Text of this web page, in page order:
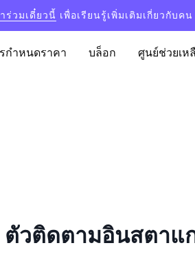
ร่วมเดี๋ยวนี้ เพื่อเรียนรู้เพิ่มเติมเกี่ยวกับค
กำหนดราคา บล็อก ศูนย์ช่วยเห
ตัวติดตามอินสตา